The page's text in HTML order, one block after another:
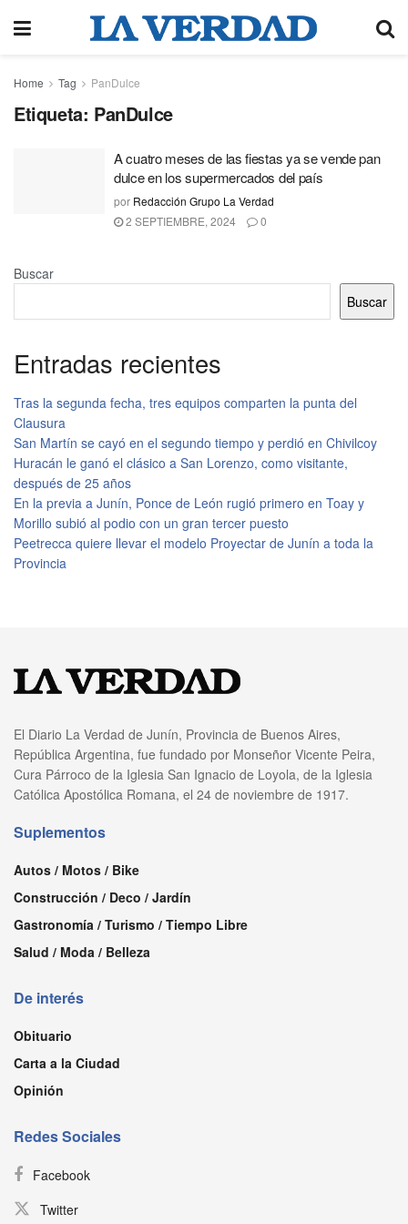
Home Tag PanDulce
Etiqueta: PanDulce
A cuatro meses de las fiestas ya se vende pan
dulce en los supermercados del país
por Redacción Grupo La Verdad
2 SEPTIEMBRE, 2024
0
Buscar
Buscar
Entradas recientes
Tras la segunda fecha, tres equipos comparten la punta del
Clausura
San Martín se cayó en el segundo tiempo y perdió en Chivilcoy
Huracán le ganó el clásico a San Lorenzo, como visitante,
después de 25 años
En la previa a Junín, Ponce de León rugió primero en Toay y
Morillo subió al podio con un gran tercer puesto
Peetrecca quiere llevar el modelo Proyectar de Junín a toda la
Provincia
El Diario La Verdad de Junín, Provincia de Buenos Aires,
República Argentina, fue fundado por Monseñor Vicente Peira,
Cura Párroco de la Iglesia San Ignacio de Loyola, de la Iglesia
Católica Apostólica Romana, el 24 de noviembre de 1917.
Suplementos
Autos / Motos / Bike
Construcción / Deco / Jardín
Gastronomía / Turismo / Tiempo Libre
Salud / Moda / Belleza
De interés
Obituario
Carta a la Ciudad
Opinión
Redes Sociales
Facebook
Twitter